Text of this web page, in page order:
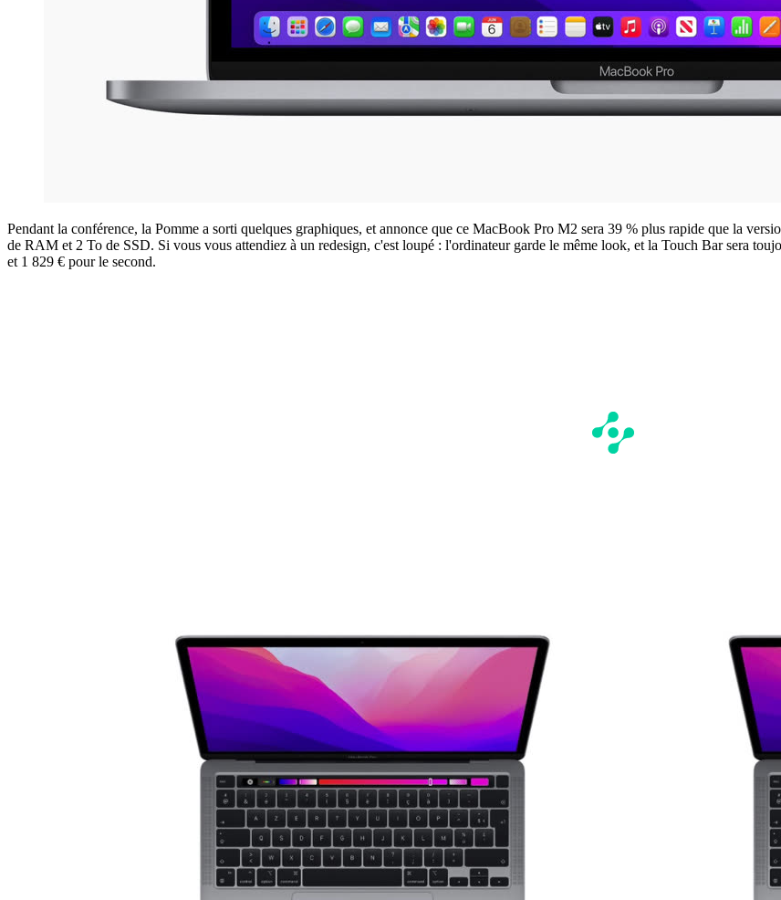
Pendant la conférence, la Pomme a sorti quelques graphiques, et annonce que ce MacBook Pro M2 sera 39 % plus rapide que la
de RAM et 2 To de SSD. Si vous vous attendiez à un redesign, c'est loupé : l'ordinateur garde le même look, et la Touch Bar sera
et 1 829 € pour le second.